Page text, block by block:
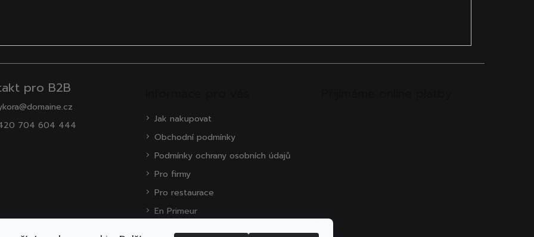
pro B2B
704 604 444
Jak nakupovat
Obchodní podmínky
Podmínky ochrany osobních údajů
Pro firmy
Pro restaurace
En Primeur